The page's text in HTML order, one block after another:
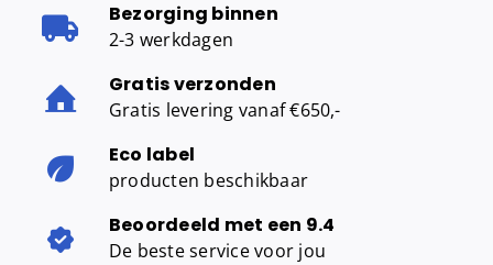
Bezorging binnen
2-3 werkdagen
Gratis verzonden
Gratis levering vanaf €650,-
Eco label
producten beschikbaar
Beoordeeld met een 9.4
De beste service voor jou